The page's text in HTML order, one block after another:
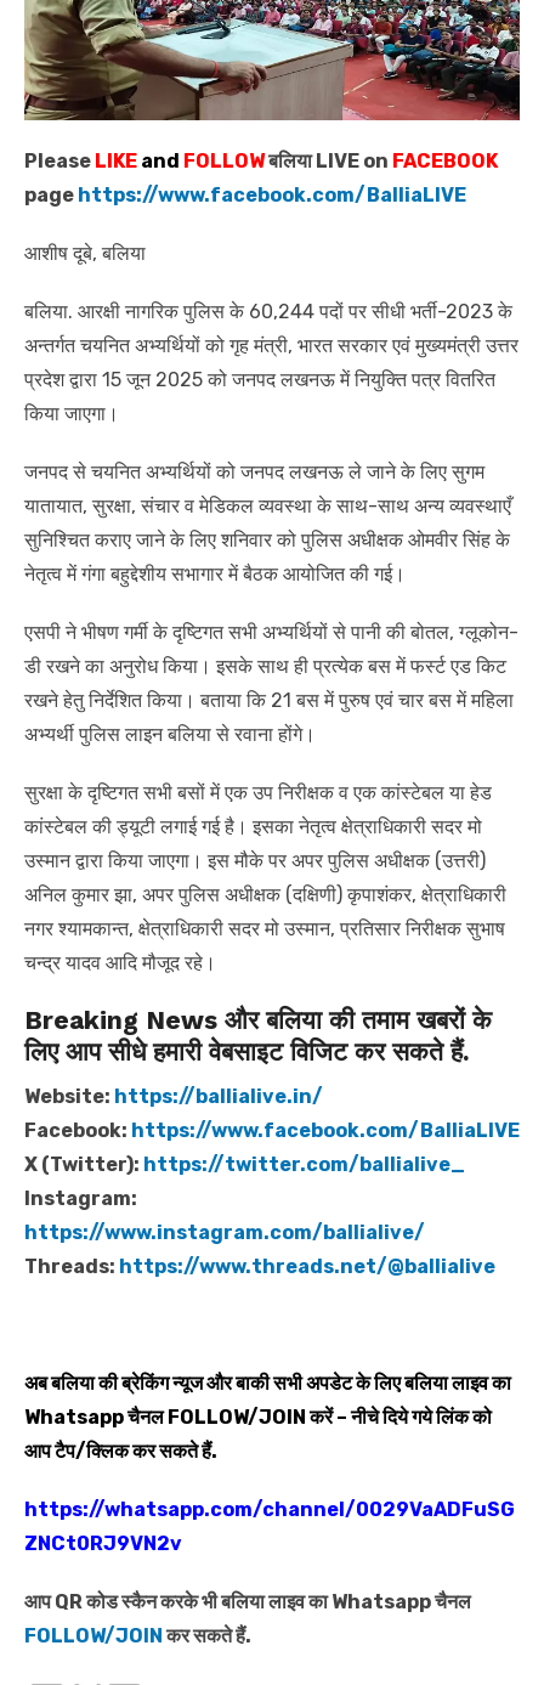
Please LIKE and FOLLOWबलिया LIVE on FACEBOOK
page https://www.facebook.com/BalliaLIVE
आशीष दूबे, बलिया
बलिया. आरक्षी नागरिक पुलिस के 60,244 पदों पर सीधी भर्ती-2023 के
अन्तर्गत चयनित अभ्यर्थियों को गृह मंत्री, भारत सरकार एवं मुख्यमंत्री उत्तर
प्रदेश द्वारा 15 जून 2025 को जनपद लखनऊ में नियुक्ति पत्र वितरित
किया जाएगा।
जनपद से चयनित अभ्यर्थियों को जनपद लखनऊ ले जाने के लिए सुगम
यातायात, सुरक्षा, संचार व मेडिकल व्यवस्था के साथ-साथ अन्य व्यवस्थाएँ
सुनिश्चित कराए जाने के लिए शनिवार को पुलिस अधीक्षक ओमवीर सिंह के
नेतृत्व में गंगा बहुद्देशीय सभागार में बैठक आयोजित की गई।
एसपी ने भीषण गर्मी के दृष्टिगत सभी अभ्यर्थियों से पानी की बोतल, ग्लूकोन-
डी रखने का अनुरोध किया। इसके साथ ही प्रत्येक बस में फर्स्ट एड किट
रखने हेतु निर्देशित किया। बताया कि 21 बस में पुरुष एवं चार बस में महिला
अभ्यर्थी पुलिस लाइन बलिया से रवाना होंगे।
सुरक्षा के दृष्टिगत सभी बसों में एक उप निरीक्षक व एक कांस्टेबल या हेड
कांस्टेबल की ड्यूटी लगाई गई है। इसका नेतृत्व क्षेत्राधिकारी सदर मो
उस्मान द्वारा किया जाएगा। इस मौके पर अपर पुलिस अधीक्षक (उत्तरी)
अनिल कुमार झा, अपर पुलिस अधीक्षक (दक्षिणी) कृपाशंकर, क्षेत्राधिकारी
नगर श्यामकान्त, क्षेत्राधिकारी सदर मो उस्मान, प्रतिसार निरीक्षक सुभाष
चन्द्र यादव आदि मौजूद रहे।
Breaking News और बलिया की तमाम खबरों के
लिए आप सीधे हमारी वेबसाइट विजिट कर सकते हैं.
Website: https://ballialive.in/
Facebook: https://www.facebook.com/BalliaLIVE
X (Twitter): https://twitter.com/ballialive_
Instagram:
https://www.instagram.com/ballialive/
Threads: https://www.threads.net/@ballialive
अब बलिया की ब्रेकिंग न्यूज और बाकी सभी अपडेट के लिए बलिया लाइव का
WhatsappचैनलFOLLOW/JOINकरें – नीचे दिये गये लिंक को
आप टैप/क्लिक कर सकते हैं.
https://whatsapp.com/channel/0029VaADFuSG
ZNCt0RJ9VN2v
आप QR कोड स्कैन करके भी बलिया लाइव का Whatsapp चैनल
FOLLOW/JOINकर सकते हैं.